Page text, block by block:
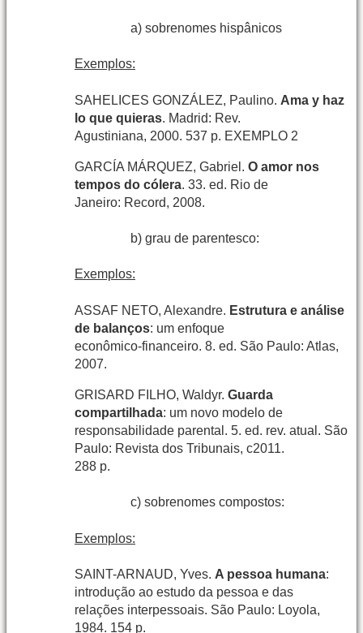
a) sobrenomes hispânicos
Exemplos:
SAHELICES GONZÁLEZ, Paulino. Ama y haz
lo que quieras. Madrid: Rev.
Agustiniana, 2000. 537 p. EXEMPLO 2
GARCÍA MÁRQUEZ, Gabriel.O amor nos
tempos do cólera. 33. ed. Rio de
Janeiro: Record, 2008.
b) grau de parentesco:
Exemplos:
ASSAF NETO, Alexandre. Estrutura e análise
de balanços: um enfoque
econômico-financeiro. 8. ed. São Paulo: Atlas,
2007.
GRISARD FILHO, Waldyr.Guarda
compartilhada: um novo modelo de
responsabilidade parental. 5. ed. rev. atual. São
Paulo: Revista dos Tribunais, c2011.
288 p.
c) sobrenomes compostos:
Exemplos:
SAINT-ARNAUD, Yves. A pessoa humana:
introdução ao estudo da pessoa e das
relações interpessoais. São Paulo: Loyola,
1984. 154 p.